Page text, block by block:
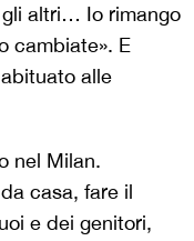
altri… Io rimango
cambiate». E
alle
nel Milan.
casa, fare il
e dei genitori,